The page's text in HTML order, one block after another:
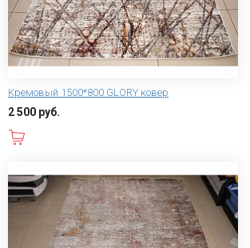
Кремовый 1500*800 GLORY ковер
2 500 руб.